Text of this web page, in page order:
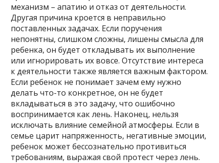
механизм – апатию и отказ от деятельности.
Другая причина кроется в неправильно
поставленных задачах. Если поручения
непонятны, слишком сложны, лишены смысла для
ребенка, он будет откладывать их выполнение
или игнорировать их вовсе. Отсутствие интереса
к деятельности также является важным фактором.
Если ребенок не понимает зачем ему нужно
делать что-то конкретное, он не будет
вкладываться в это задачу, что ошибочно
воспринимается как лень. Наконец, нельзя
исключать влияние семейной атмосферы. Если в
семье царит напряженность, негативные эмоции,
ребенок может бессознательно противиться
требованиям, выражая свой протест через лень.